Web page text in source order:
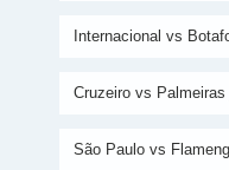
Internacional vs
Cruzeiro vs
São Paulo vs